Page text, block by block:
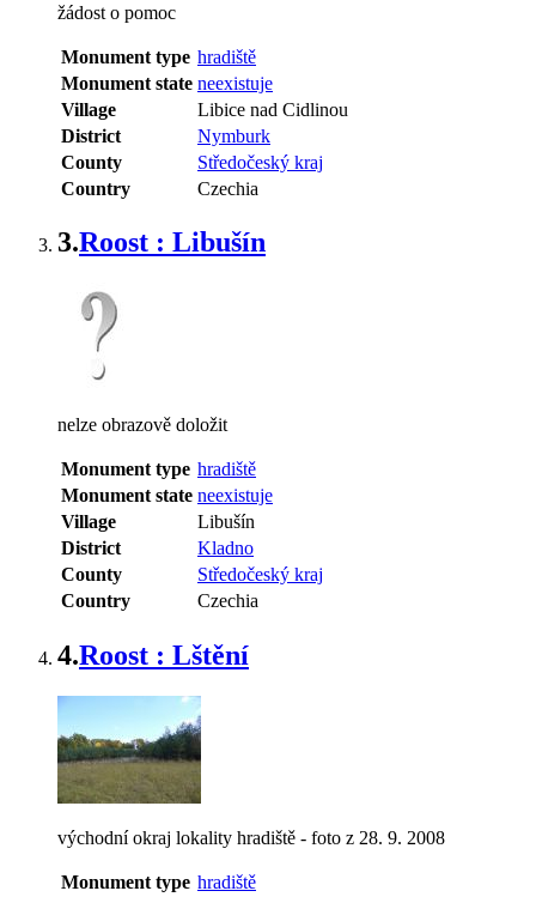
žádost o pomoc
Monument type hradiště
Monument state neexistuje
Village
Libice nad Cidlinou
District
Nymburk
County
Středočeský kraj
Country
Czechia
3.Roost : Libušín
nelze obrazově doložit
Monument type hradiště
Monument state neexistuje
Village
Libušín
District
Kladno
County
Středočeský kraj
Country
Czechia
4.Roost : Lštění
východní okraj lokality hradiště - foto z 28. 9. 2008
Monument type hradiště